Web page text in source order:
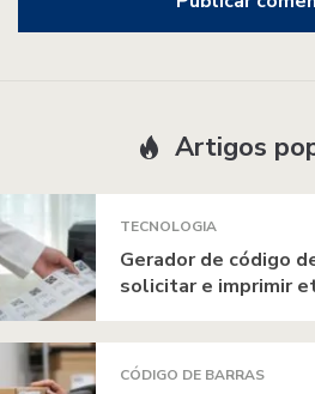
Artigos
TECNOLOGIA
Gerador de código
solicitar e imprimir
CÓDIGO DE BARRAS